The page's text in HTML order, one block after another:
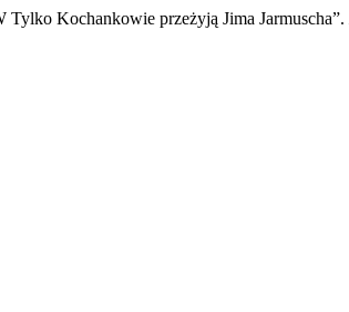
Kochankowie przeżyją Jima Jarmuscha”.